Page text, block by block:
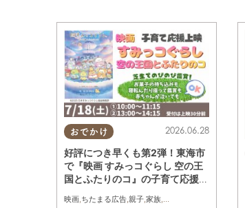
おでかけ 2026.06.28
好評につき早くも第2弾！東海市
で『映画 すみっコぐらし 空の王
国とふたりのコ』の子育て応援上
告
映画,ちたまる広告,親子,家族,ワンコイン